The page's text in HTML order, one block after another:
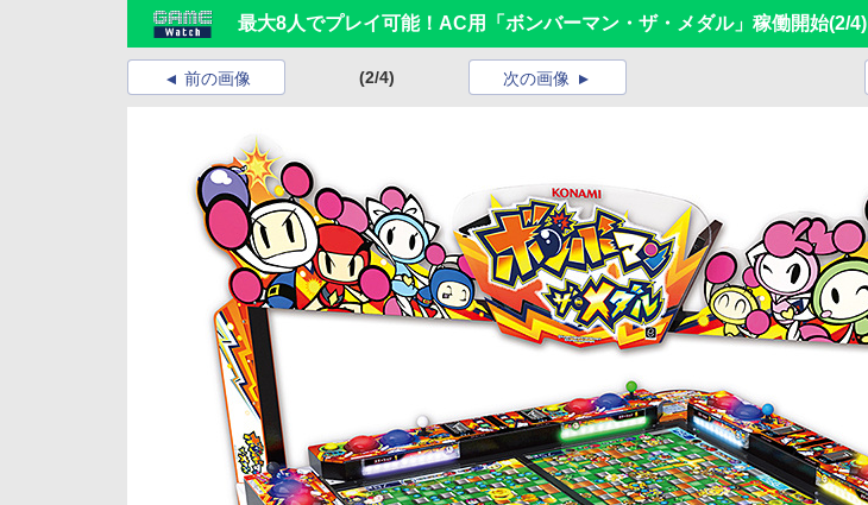
最大8人でプレイ可能！AC用「ボンバーマン・ザ・メダル」稼働開始(2/4)
前の画像 (2/4) 次の画像